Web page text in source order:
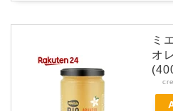
ミ
オ